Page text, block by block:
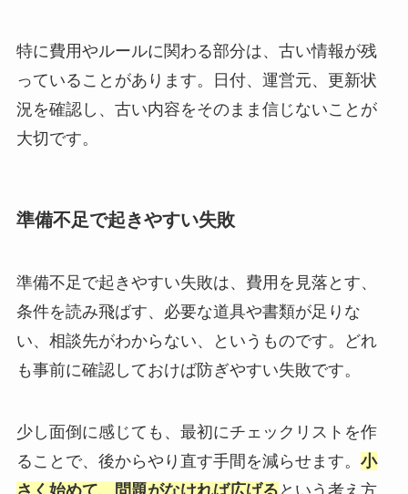
特に費用やルールに関わる部分は、古い情報が残
っていることがあります。日付、運営元、更新状
況を確認し、古い内容をそのまま信じないことが
大切です。
準備不足で起きやすい失敗
準備不足で起きやすい失敗は、費用を見落とす、
条件を読み飛ばす、必要な道具や書類が足りな
い、相談先がわからない、というものです。どれ
も事前に確認しておけば防ぎやすい失敗です。
少し面倒に感じても、最初にチェックリストを作
ることで、後からやり直す手間を減らせます。 小
さく始めて、問題がなければ広げる という考え方